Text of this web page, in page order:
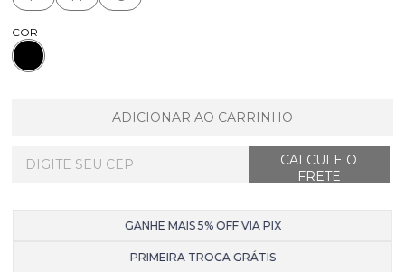
COR
ADICIONAR AO CARRINHO
GANHE MAIS 5% OFF VIA PIX
PRIMEIRA TROCA GRÁTIS